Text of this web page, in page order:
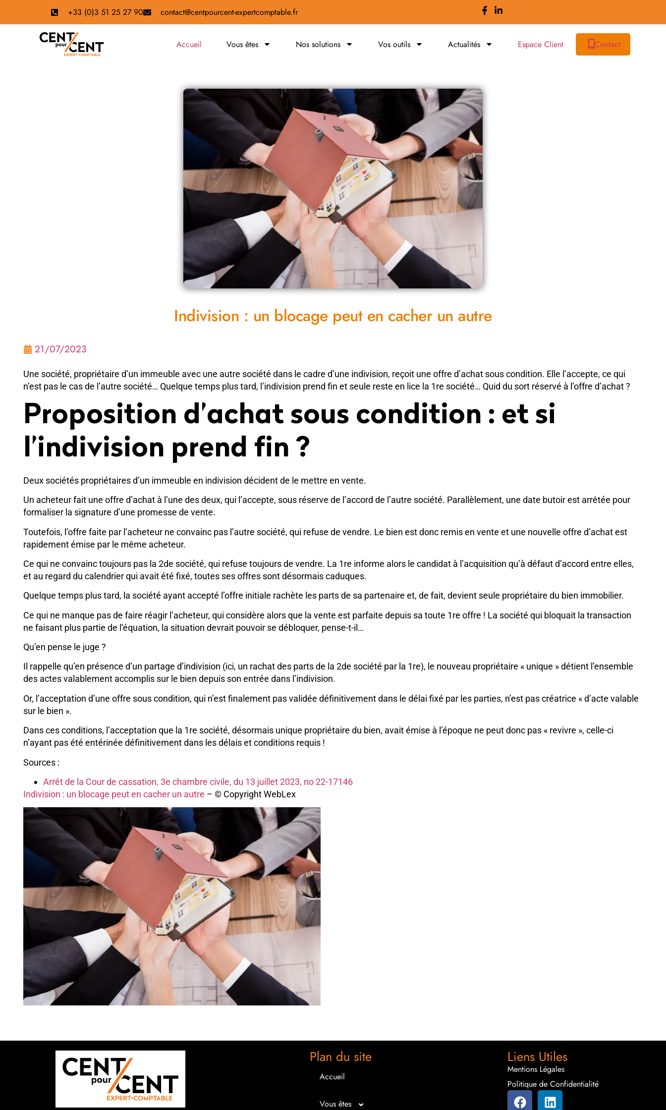
+33 (0)3 51 25 27 90 contact@centpourcent-expertcomptable.fr
Accueil Vous êtes Nos solutions Vos outils Actualités Espace Client Contact
Indivision : un blocage peut en cacher un autre
21/07/2023
Une société, propriétaire d’un immeuble avec une autre société dans le cadre d’une indivision, reçoit une offre d’achat sous condition. Elle l’accepte, ce qui
n’est pas le cas de l’autre société… Quelque temps plus tard, l’indivision prend fin et seule reste en lice la 1re société… Quid du sort réservé à l’offre d’achat ?
Proposition d’achat sous condition : et si
l’indivision prend fin ?
Deux sociétés propriétaires d’un immeuble en indivision décident de le mettre en vente.
Un acheteur fait une offre d’achat à l’une des deux, qui l’accepte, sous réserve de l’accord de l’autre société. Parallèlement, une date butoir est arrêtée pour
formaliser la signature d’une promesse de vente.
Toutefois, l’offre faite par l’acheteur ne convainc pas l’autre société, qui refuse de vendre. Le bien est donc remis en vente et une nouvelle offre d’achat est
rapidement émise par le même acheteur.
Ce qui ne convainc toujours pas la 2de société, qui refuse toujours de vendre. La 1re informe alors le candidat à l’acquisition qu’à défaut d’accord entre elles,
et au regard du calendrier qui avait été fixé, toutes ses offres sont désormais caduques.
Quelque temps plus tard, la société ayant accepté l’offre initiale rachète les parts de sa partenaire et, de fait, devient seule propriétaire du bien immobilier.
Ce qui ne manque pas de faire réagir l’acheteur, qui considère alors que la vente est parfaite depuis sa toute 1re offre ! La société qui bloquait la transaction
ne faisant plus partie de l’équation, la situation devrait pouvoir se débloquer, pense-t-il…
Qu’en pense le juge ?
Il rappelle qu’en présence d’un partage d’indivision (ici, un rachat des parts de la 2de société par la 1re), le nouveau propriétaire « unique » détient l’ensemble
des actes valablement accomplis sur le bien depuis son entrée dans l’indivision.
Or, l’acceptation d’une offre sous condition, qui n’est finalement pas validée définitivement dans le délai fixé par les parties, n’est pas créatrice « d’acte valable
sur le bien ».
Dans ces conditions, l’acceptation que la 1re société, désormais unique propriétaire du bien, avait émise à l’époque ne peut donc pas « revivre », celle-ci
n’ayant pas été entérinée définitivement dans les délais et conditions requis !
Sources :
Arrêt de la Cour de cassation, 3e chambre civile, du 13 juillet 2023, no 22-17146
Indivision : un blocage peut en cacher un autre – © Copyright WebLex
Plan du site
Accueil
Vous êtes
Liens Utiles
Mentions Légales
Politique de Confidentialité